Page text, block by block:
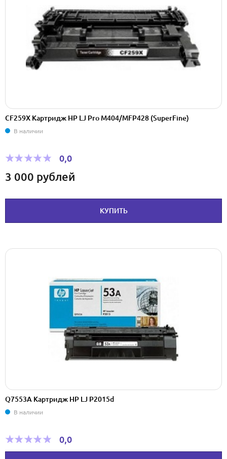
CF259X Картридж HP LJ Pro M404/MFP428 (SuperFine)
В наличии
0,0
3 000 рублей
КУПИТЬ
Q7553A Картридж HP LJ P2015d
В наличии
0,0